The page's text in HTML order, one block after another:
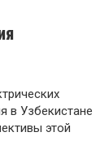
в Узбекистане
этой